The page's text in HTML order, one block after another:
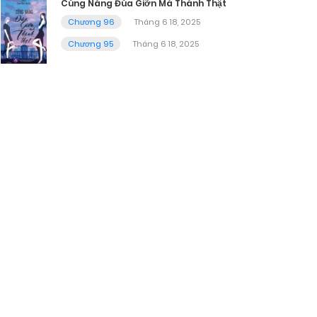
Cùng Nàng Đùa Giỡn Mà Thành Thật
Chương 96
Tháng 6 18, 2025
Chương 95
Tháng 6 18, 2025